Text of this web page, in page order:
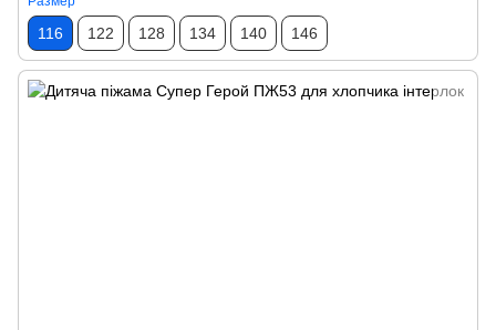
116 122 128 134 140 146